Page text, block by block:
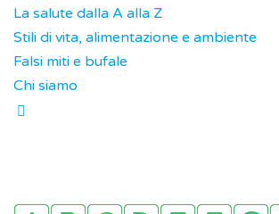
La salute dalla A alla Z
Stili di vita, alimentazione e ambiente
Falsi miti e bufale
Chi siamo